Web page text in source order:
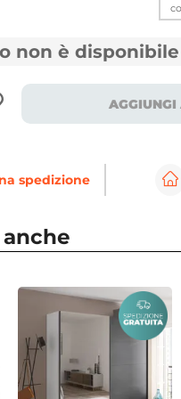
per ingrandire
non è
AGGIUNGI
spedizione